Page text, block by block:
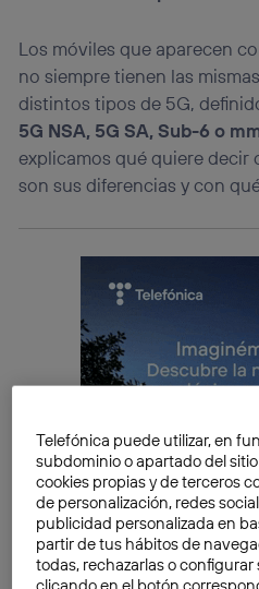
Los móviles que aparecen
no siempre tienen las
distintos tipos de 5G,
5G NSA, 5G SA, Sub-6 o
explicamos qué quiere decir
son sus diferencias y con
Telefónica puede utilizar, en
subdominio o apartado del
cookies propias y de terceros
de personalización, redes
publicidad personalizada en
partir de tus hábitos de
todas, rechazarlas o